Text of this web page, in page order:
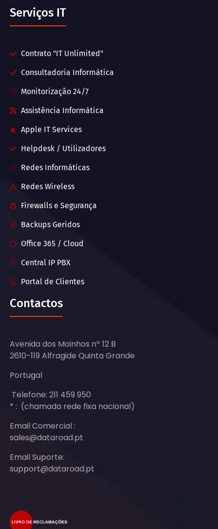
Serviços IT
Contrato "IT Unlimited"
Consultadoria Informática
Monitorização 24/7
Assistência Informática
Apple IT Services
Helpdesk / Utilizadores
Redes Informáticas
Redes Wireless
Firewalls e Segurança
Backups Geridos
Office 365 / Cloud
Central IP PBX
Portal de Clientes
Contactos
Avenida dos Moinhos nº 12 B
2610-119 Alfragide Quinta Grande
Portugal
Telefone: 211 459 950
* : (chamada rede fixa nacional)
Email Comercial :
sales@dataroad.pt
Email Suporte:
support@dataroad.pt